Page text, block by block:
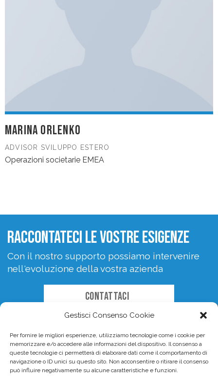
Gestisci Consenso Cookie
Per fornire le migliori esperienze, utilizziamo tecnologie come i cookie per
memorizzare e/o accedere alle informazioni del dispositivo. Il consenso a
queste tecnologie ci permetterà di elaborare dati come il comportamento di
navigazione o ID unici su questo sito. Non acconsentire o ritirare il consenso
può influire negativamente su alcune caratteristiche e funzioni.
MARINA ORLENKO
ADVISOR SVILUPPO ESTERO
Operazioni societarie EMEA
raccontateci le vostre esigenze
Con il nostro supporto possiamo intervenire
nell'evoluzione della vostra azienda
CONTATTACI